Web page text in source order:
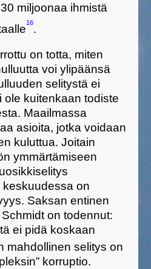
miljoonaa ihmistä
16.
on totta, miten
voi ylipäänsä
selitystä ei
ole kuitenkaan todiste
Maailmassa
asioita, jotka voidaan
kuluttua. Joitain
ymmärtämiseen
on
Saksan entinen
on todennut:
ei pidä koskaan
mahdollinen selitys on
korruptio.